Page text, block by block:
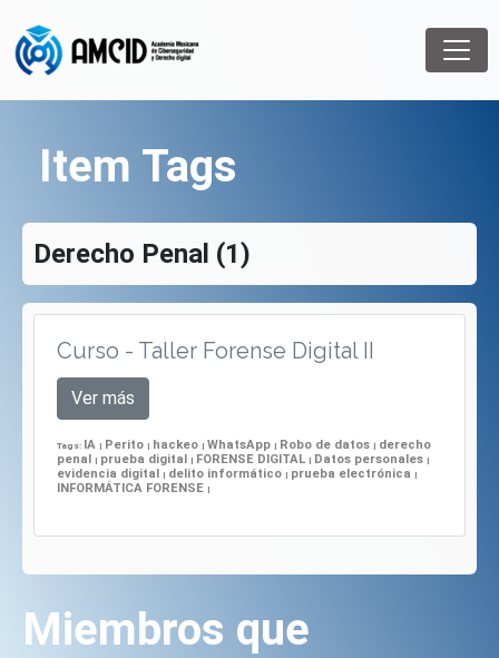
Item Tags
Derecho Penal (1)
Curso - Taller Forense Digital II
Ver más
Tags: IA | Perito | hackeo | WhatsApp | Robo de datos | derecho
penal
| prueba digital | FORENSE DIGITAL | Datos personales |
evidencia digital | delito informático | prueba electrónica |
INFORMÁTICA FORENSE |
Miembros que